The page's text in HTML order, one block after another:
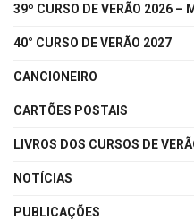
39º CURSO DE VERÃO 2026 –
40° CURSO DE VERÃO 2027
CANCIONEIRO
CARTÕES POSTAIS
LIVROS DOS CURSOS DE
NOTÍCIAS
PUBLICAÇÕES